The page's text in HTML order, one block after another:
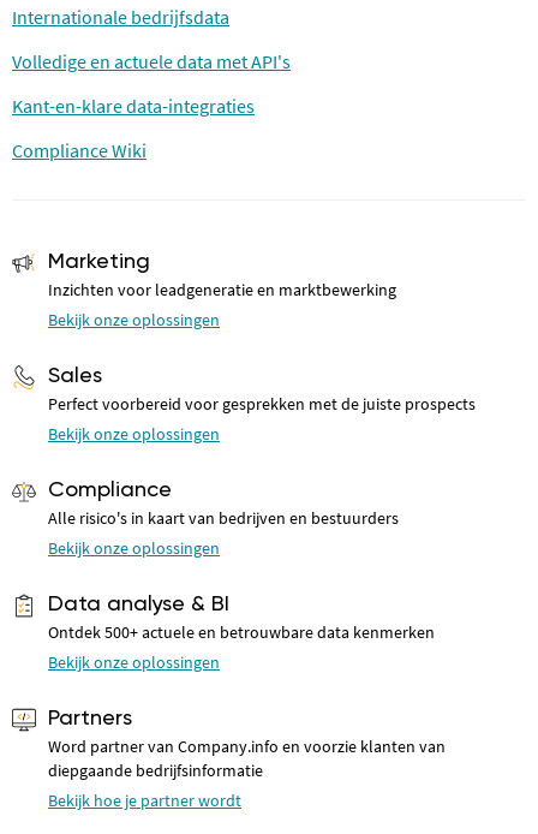
Internationale bedrijfsdata
Volledige en actuele data met API's
Kant-en-klare data-integraties
Compliance Wiki
Marketing
Inzichten voor leadgeneratie en marktbewerking
Bekijk onze oplossingen
Sales
Perfect voorbereid voor gesprekken met de juiste prospects
Bekijk onze oplossingen
Compliance
Alle risico's in kaart van bedrijven en bestuurders
Bekijk onze oplossingen
Data analyse & BI
Ontdek 500+ actuele en betrouwbare data kenmerken
Bekijk onze oplossingen
Partners
Word partner van Company.info en voorzie klanten van
diepgaande bedrijfsinformatie
Bekijk hoe je partner wordt